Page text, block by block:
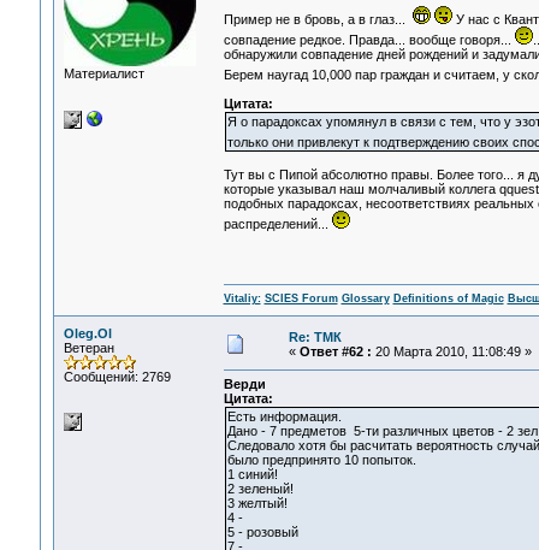
Материалист
Пример не в бровь, а в глаз...
У нас с
совпадение редкое. Правда... вообще говоря...
обнаружили совпадение дней рождений и
Берем наугад 10,000 пар граждан и считаем, у
Цитата:
Я о парадоксах упомянул в связи с тем, что у
только они привлекут к подтверждению своих
Тут вы с Пипой абсолютно правы. Более того... я
которые указывал наш молчаливый коллега
подобных парадоксах, несоответствиях
распределений...
Vitaliy: SCIES Forum Glossary Definitions of Magic
Oleg.Ol
Ветеран
Сообщений: 2769
Re: ТМК
« Ответ #62 : 20 Марта 2010, 11:08:49 »
Верди
Цитата:
Есть информация.
Дано - 7 предметов 5-ти различных цветов - 2
Следовало хотя бы расчитать вероятность
было предпринято 10 попыток.
1 синий!
2 зеленый!
3 желтый!
4 -
5 - розовый
7 -